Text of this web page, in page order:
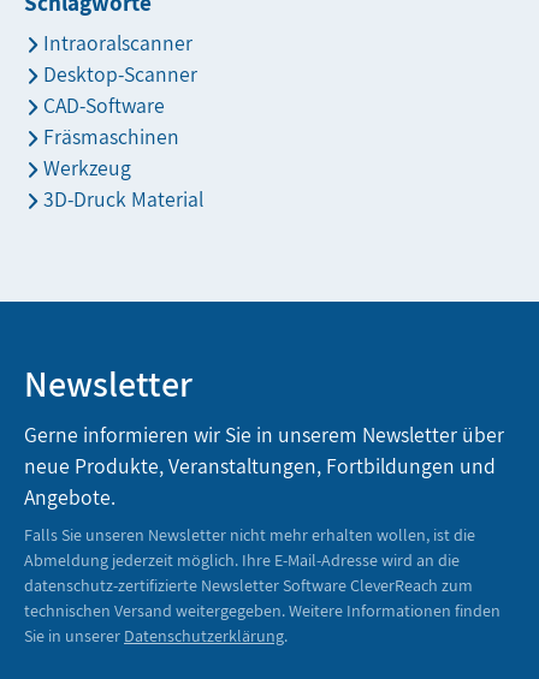
Intraoralscanner
Desktop-Scanner
CAD-Software
Fräsmaschinen
Werkzeug
3D-Druck Material
Newsletter
Gerne informieren wir Sie in unserem Newsletter über
neue Produkte, Veranstaltungen, Fortbildungen und
Angebote.
Falls Sie unseren Newsletter nicht mehr erhalten wollen, ist die
Abmeldung jederzeit möglich. Ihre E-Mail-Adresse wird an die
datenschutz-zertifizierte Newsletter Software CleverReach zum
technischen Versand weitergegeben. Weitere Informationen finden
Sie in unserer Datenschutzerklärung.